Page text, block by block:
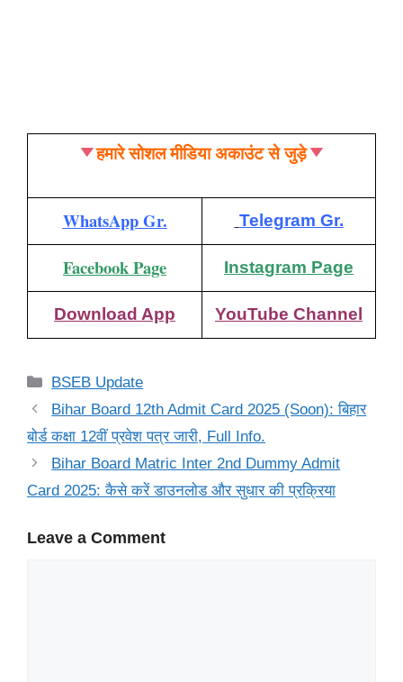
हमारे सोशल मीडिया अकाउंट से जुड़े
WhatsApp Gr. Telegram Gr.
Facebook Page Instagram Page
Download App YouTube Channel
Categories
BSEB Update
Bihar Board 12th Admit Card 2025 (Soon): बिहार
बोर्ड कक्षा 12वीं प्रवेश पत्र जारी, Full Info.
Bihar Board Matric Inter 2nd Dummy Admit
Card 2025: कैसे करें डाउनलोड और सुधार की प्रक्रिया
Leave a Comment